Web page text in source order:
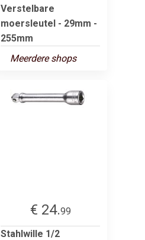
Verstelbare
moersleutel - 29mm -
255mm
Meerdere shops
€ 24.99
Stahlwille 1/2